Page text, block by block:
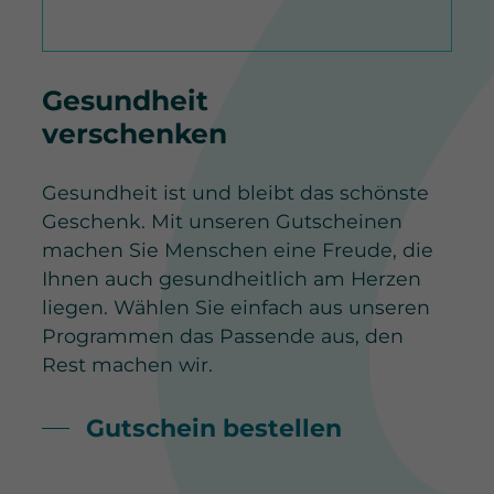
Gesundheit
verschenken
Gesundheit ist und bleibt das schönste
Geschenk. Mit unseren Gutscheinen
machen Sie Menschen eine Freude, die
Ihnen auch gesundheitlich am Herzen
liegen. Wählen Sie einfach aus unseren
Programmen das Passende aus, den
Rest machen wir.
Gutschein bestellen